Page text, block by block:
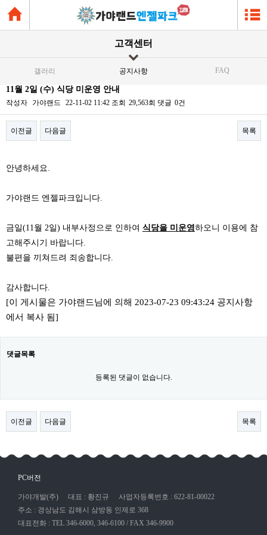
고객센터
갤러리 공지사항 FAQ
11월 2일 (수) 식당 미운영 안내
작성자 가야랜드 22-11-02 11:42 조회 29,563회 댓글 0건
이전글 다음글 목록
안녕하세요.
가야랜드 엔젤파크입니다.
금일(11월 2일) 내부사정으로 인하여 식당을 미운영하오니 이용에 참
고해주시기 바랍니다.
불편을 끼쳐드려 죄송합니다.
감사합니다.
[이 게시물은 가야랜드님에 의해 2023-07-23 09:43:24 공지사항
에서 복사 됨]
댓글목록
등록된 댓글이 없습니다.
이전글 다음글 목록
PC버전
가야개발(주) 대표 : 황진규
사업자등록번호 : 622-81-00022
주소 : 경상남도 김해시 삼방동 인제로 368
대표전화 : TEL 346-6000, 346-6100 / FAX 346-9900